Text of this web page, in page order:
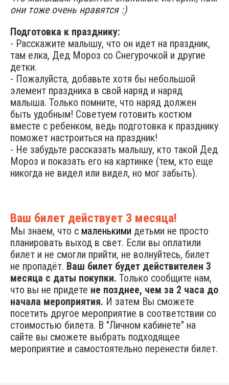
они тоже очень нравятся :)
Подготовка к празднику:
- Расскажите малышу, что он идет на праздник,
там елка, Дед Мороз со Снегурочкой и другие
детки.
- Пожалуйста, добавьте хотя бы небольшой
элемент праздника в свой наряд и наряд
малыша. Только помните, что наряд должен
быть удобным! Советуем готовить костюм
вместе с ребенком, ведь подготовка к празднику
поможет настроиться на праздник!
- Не забудьте рассказать малышу, кто такой Дед
Мороз и показать его на картинке (тем, кто еще
никогда не видел или видел, но мог забыть).
Ваш билет действует 3 месяца!
Мы знаем, что с маленькими детьми не просто
планировать выход в свет. Если вы оплатили
билет и не смогли прийти, не волнуйтесь, билет
не пропадёт. Ваш билет будет действителен 3
месяца с даты покупки. Только сообщите нам,
что вы не придете не позднее, чем за 2 часа до
начала мероприятия. И затем Вы сможете
посетить другое мероприятие в соответствии со
стоимостью билета. В "Личном кабинете" на
сайте вы сможете выбрать подходящее
мероприятие и самостоятельно перенести билет.